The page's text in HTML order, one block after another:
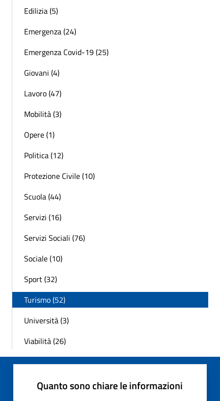
Edilizia (5)
Emergenza (24)
Emergenza Covid-19 (25)
Giovani (4)
Lavoro (47)
Mobilità (3)
Opere (1)
Politica (12)
Protezione Civile (10)
Scuola (44)
Servizi (16)
Servizi Sociali (76)
Sociale (10)
Sport (32)
Turismo (52)
Università (3)
Viabilità (26)
Quanto sono chiare le informazioni